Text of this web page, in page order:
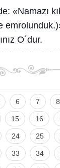
«Namazı
O´dur.
6 7 8
15 16
24 25
33 34